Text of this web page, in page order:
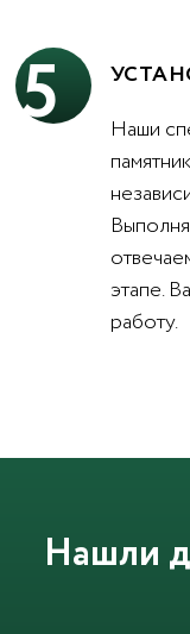
5
Наши
этапе.
работу.
Нашли